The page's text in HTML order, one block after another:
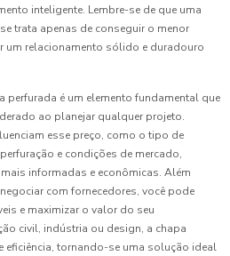
inteligente. Lembre-se de que uma
trata apenas de conseguir o menor
um relacionamento sólido e duradouro
perfurada é um elemento fundamental que
ao planejar qualquer projeto.
esse preço, como o tipo de
e condições de mercado,
informadas e econômicas. Além
com fornecedores, você pode
e maximizar o valor do seu
civil, indústria ou design, a chapa
eficiência, tornando-se uma solução ideal